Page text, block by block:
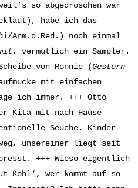
so abgedroschen war
habe ich das
/Anm.d.Red.) noch einmal
, vermutlich ein Sampler.
von Ronnie (Gestern
mit einfachen
ich immer. +++ Otto
Kita mit nach Hause
Seuche. Kinder
unsereiner liegt seit
+++ Wieso eigentlich
Kohl‘, wer kommt auf so